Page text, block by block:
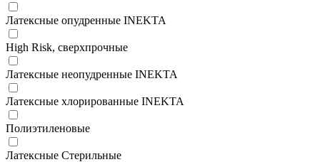
Латексные опудренные INEKTA
High Risk, сверхпрочные
Латексные неопудренные INEKTA
Латексные хлорированные INEKTA
Полиэтиленовые
Латексные Стерильные